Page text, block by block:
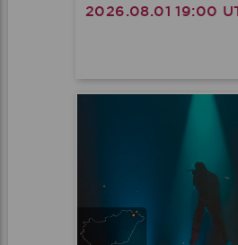
2026.08.01 19:00